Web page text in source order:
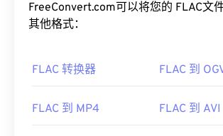
FreeConvert.com可以将您的 FLAC文
其他格式：
FLAC 转换器 FLAC 到
FLAC 到 MP4 FLAC 到 AVI